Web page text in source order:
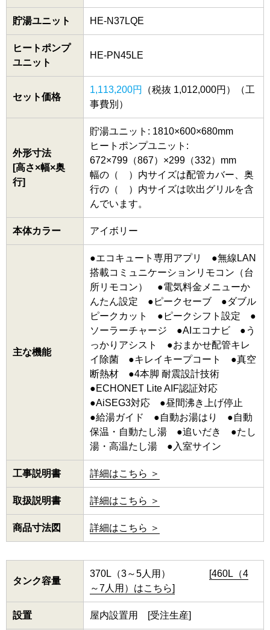
貯湯ユニット HE-N37LQE
ヒートポンプ
ユニット
HE-PN45LE
セット価格
1,113,200円
（税抜 1,012,000円）（工
事費別）
外形寸法
[高さ×幅×奥
行]
貯湯ユニット: 1810×600×680mm
ヒートポンプユニット:
672×799（867）×299（332）mm
幅の（ ）内サイズは配管カバー、奥
行の（ ）内サイズは吹出グリルを含
んでいます。
本体カラー アイボリー
主な機能
●エコキュート専用アプリ ●無線LAN
搭載コミュニケーションリモコン（台
所リモコン） ●電気料金メニューか
んたん設定 ●ピークセーブ ●ダブル
ピークカット ●ピークシフト設定 ●
ソーラーチャージ ●AIエコナビ ●う
っかりアシスト ●おまかせ配管キレ
イ除菌 ●キレイキープコート ●真空
断熱材 ●4本脚 耐震設計技術
●ECHONET Lite AIF認証対応
●AiSEG3対応 ●昼間沸き上げ停止
●給湯ガイド ●自動お湯はり ●自動
保温・自動たし湯 ●追いだき ●たし
湯・高温たし湯 ●入室サイン
工事説明書 詳細はこちら ＞
取扱説明書 詳細はこちら ＞
商品寸法図 詳細はこちら ＞
タンク容量
370L（3～5人用）
[460L（4
～7人用）はこちら]
設置 屋内設置用 [受注生産]